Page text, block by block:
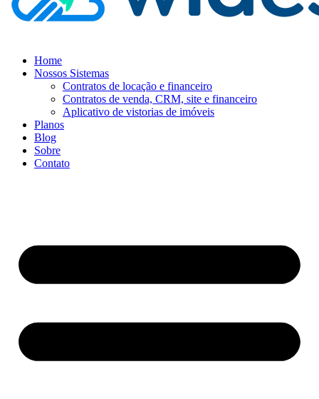
Home
Nossos Sistemas
Contratos de locação e financeiro
Contratos de venda, CRM, site e financeiro
Aplicativo de vistorias de imóveis
Planos
Blog
Sobre
Contato